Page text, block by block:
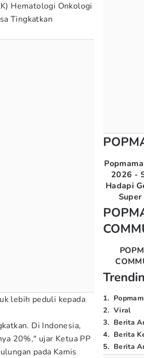
Hematologi Onkologi
Tingkatkan
lebih peduli kepada
Di Indonesia,
20%," ujar Ketua PP
pada Kamis
2026 -
Hadapi
1.
2. Viral
3. Berita
4. Berita
5. Berita